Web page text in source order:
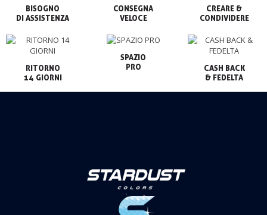
BISOGNO
CONSEGNA
VELOCE
CREARE &
CONDIVIDERE
RITORNO
14 GIORNI
SPAZIO
PRO
CASH BACK
& FEDELTA